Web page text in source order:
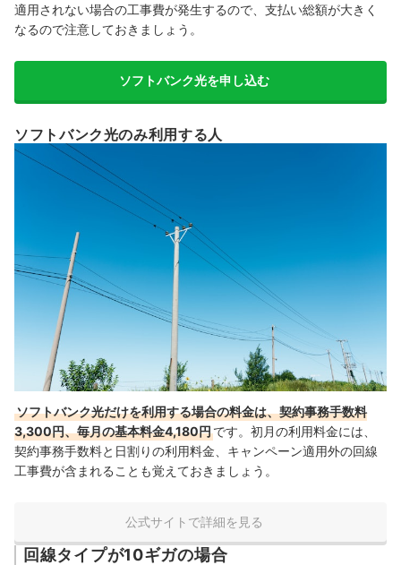
適用されない場合の工事費が発生するので、支払い総額が大きく
なるので注意しておきましょう。
ソフトバンク光を申し込む
ソフトバンク光のみ利用する人
ソフトバンク光だけを利用する場合の料金は、契約事務手数料
3,300円、毎月の基本料金4,180円です。 初月の利用料金には、
契約事務手数料と日割りの利用料金、キャンペーン適用外の回線
工事費が含まれることも覚えておきましょう。
公式サイトで詳細を見る
回線タイプが10ギガの場合